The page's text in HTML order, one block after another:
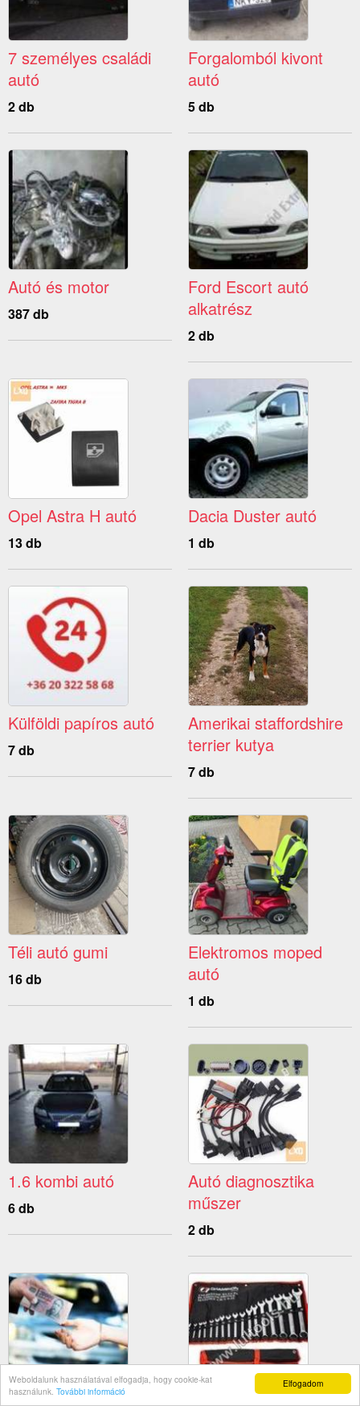
Elfogadom
Weboldalunk használatával elfogadja, hogy cookie-kat
használunk. További információ
7 személyes családi
autó
2 db
Forgalomból kivont
autó
5 db
Autó és motor
387 db
Ford Escort autó
alkatrész
2 db
Opel Astra H autó
13 db
Dacia Duster autó
1 db
Külföldi papíros autó
7 db
Amerikai staffordshire
terrier kutya
7 db
Téli autó gumi
16 db
Elektromos moped
autó
1 db
1.6 kombi autó
6 db
Autó diagnosztika
műszer
2 db